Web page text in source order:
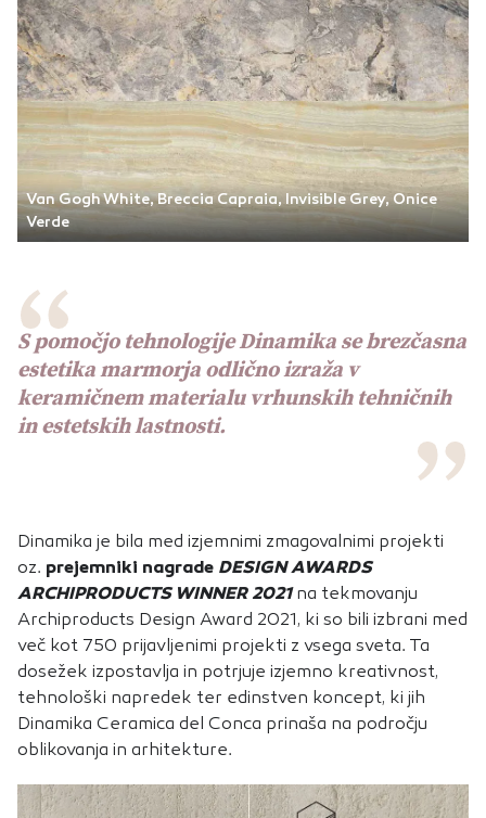
Van Gogh White, Breccia Capraia, Invisible Grey, Onice
Verde
S pomočjo tehnologije Dinamika se brezčasna
estetika marmorja odlično izraža v
keramičnem materialu vrhunskih tehničnih
in estetskih lastnosti.
Dinamika je bila med izjemnimi zmagovalnimi projekti
oz. prejemniki nagrade DESIGN AWARDS
ARCHIPRODUCTS WINNER 2021na tekmovanju
Archiproducts Design Award 2021, ki so bili izbrani med
več kot 750 prijavljenimi projekti z vsega sveta. Ta
dosežek izpostavlja in potrjuje izjemno kreativnost,
tehnološki napredek ter edinstven koncept, ki jih
Dinamika Ceramica del Conca prinaša na področju
oblikovanja in arhitekture.